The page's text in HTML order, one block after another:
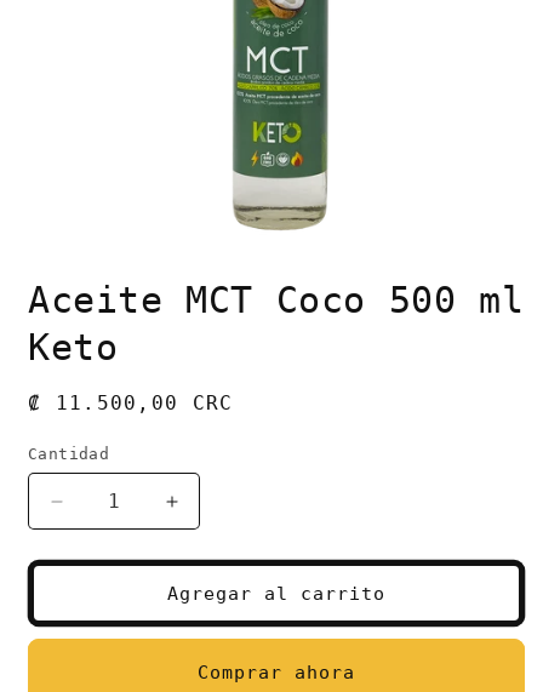
multimedia
1
en
una
ventana
Aceite MCT Coco 500 ml
Keto
Precio
₡ 11.500,00 CRC
Cantidad
Cantidad
Reducir
cantidad
para
Coco
Aumentar
cantidad
para
Aceite
Coco
500
Agregar al carrito
Comprar ahora